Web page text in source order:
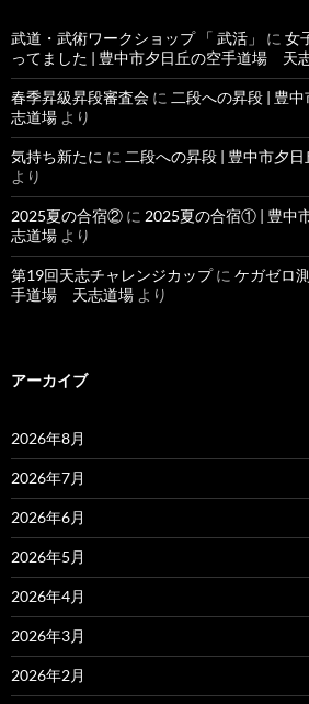
武道・武術ワークショップ 「 武活」 に 女
ってました | 豊中市夕日丘の空手道場 天
春季昇級昇段審査会 に 二段への昇段 | 豊
志道場 より
気持ち新たに に 二段への昇段 | 豊中市夕
より
2025夏の合宿② に 2025夏の合宿① | 豊中
志道場 より
第19回天志チャレンジカップに ケガゼロ
手道場 天志道場 より
アーカイブ
2026年8月
2026年7月
2026年6月
2026年5月
2026年4月
2026年3月
2026年2月